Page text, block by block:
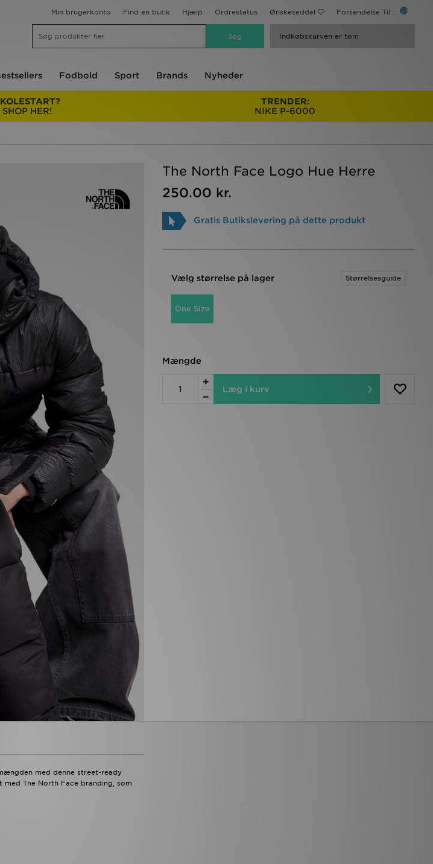
Min brugerkonto Find en butik Hjælp Ordrestatus Ønskeseddel Forsendelse Til...
Indkøbskurven er tom
Fodbold Sport Brands Nyheder
SHOP HER!
TRENDER:
NIKE P-6000
The North Face Logo Hue Herre
250.00 kr.
Gratis Butikslevering på dette produkt
Vælg størrelse på lager Størrelsesguide
One Size
Mængde
Læg i kurv
med denne street-ready
The North Face branding, som